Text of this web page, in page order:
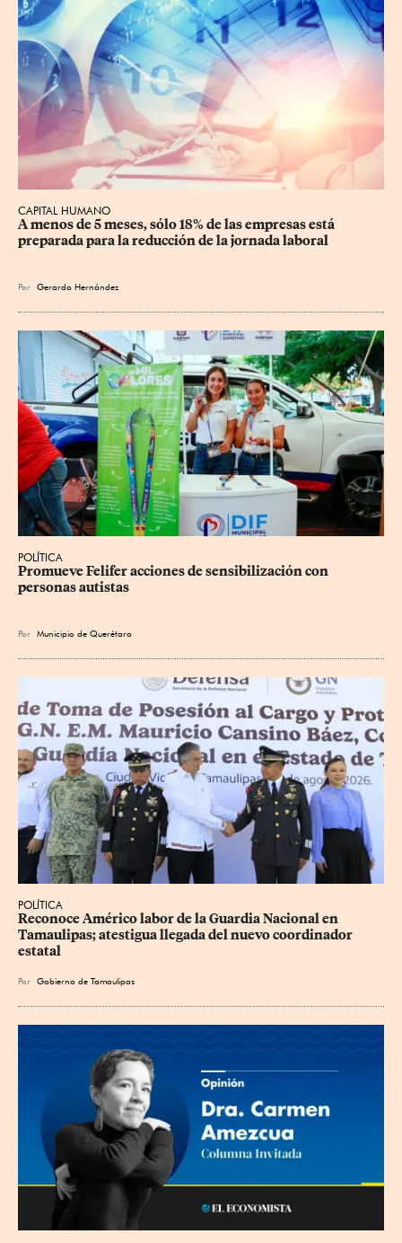
CAPITAL HUMANO
A menos de 5 meses, sólo 18% de las empresas está
preparada para la reducción de la jornada laboral
Por Gerardo Hernández
POLÍTICA
Promueve Felifer acciones de sensibilización con
personas autistas
Por Municipio de Querétaro
POLÍTICA
Reconoce Américo labor de la Guardia Nacional en
Tamaulipas; atestigua llegada del nuevo coordinador
estatal
Por Gobierno de Tamaulipas